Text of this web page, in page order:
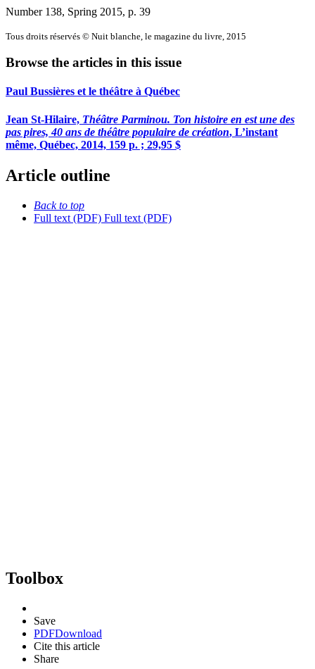
Number 138, Spring 2015, p. 39
Tous droits réservés © Nuit blanche, le magazine du livre, 2015
Browse the articles in this issue
Paul Bussières et le théâtre à Québec
Jean St-Hilaire, Théâtre Parminou. Ton histoire en est une des
pas pires, 40 ans de théâtre populaire de création, L’instant
même, Québec, 2014, 159 p. ; 29,95 $
Article outline
Back to top
Full text (PDF) Full text (PDF)
Toolbox
Save
PDFDownload
Cite this article
Share